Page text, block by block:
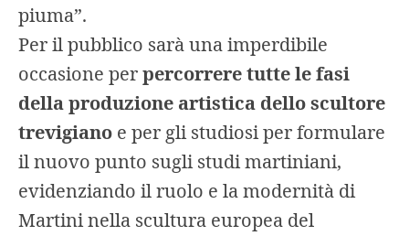
piuma”.
Per il pubblico sarà una imperdibile
occasione perpercorrere tutte le fasi
della produzione artistica dello scultore
trevigiano e per gli studiosi per formulare
il nuovo punto sugli studi martiniani,
evidenziando il ruolo e la modernità di
Martini nella scultura europea del